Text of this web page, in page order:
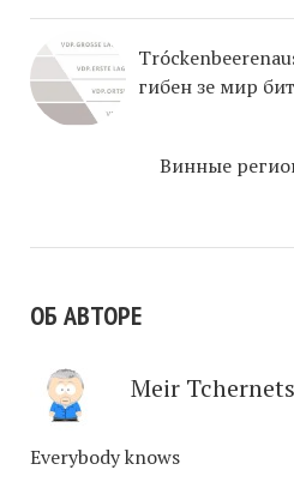
гибен зе мир
Винные
ОБ АВТОРЕ
Meir
Everybody knows